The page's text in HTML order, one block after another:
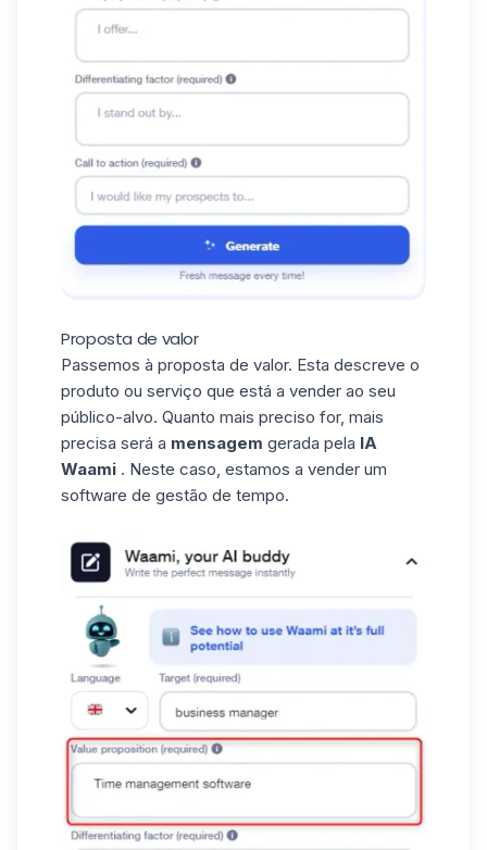
Proposta de valor
Passemos à proposta de valor. Esta descreve o
produto ou serviço que está a vender ao seu
público-alvo. Quanto mais preciso for, mais
precisa será a mensagem gerada pela IA
Waami . Neste caso, estamos a vender um
software de gestão de tempo.